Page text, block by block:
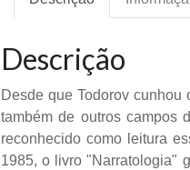
Descrição
Desde que Todorov
também de outros campos
reconhecido como leitura
1985, o livro "Narratologia"